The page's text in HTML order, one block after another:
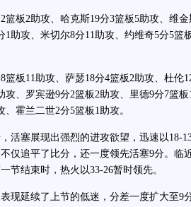
板2助攻、哈克斯19分3篮板5助攻、维金
1助攻、米切尔8分11助攻、约维奇5分5篮
板11助攻、萨瑟18分4篮板2助攻、杜伦
攻、罗宾逊9分2篮板2助攻、里德9分7篮
霍兰二世2分5篮板1助攻。
塞展现出强烈的进攻欲望，迅速以18-
仅追平了比分，还一度领先活塞9分。临
节结束时，热火以33-26暂时领先。
延续了上节的低迷，分差一度扩大至9